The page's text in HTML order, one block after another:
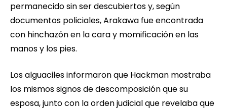
permanecido sin ser descubiertos y, según
documentos policiales, Arakawa fue encontrada
con hinchazón en la cara y momificación en las
manos y los pies.
Los alguaciles informaron que Hackman mostraba
los mismos signos de descomposición que su
esposa, junto con la orden judicial que revelaba que